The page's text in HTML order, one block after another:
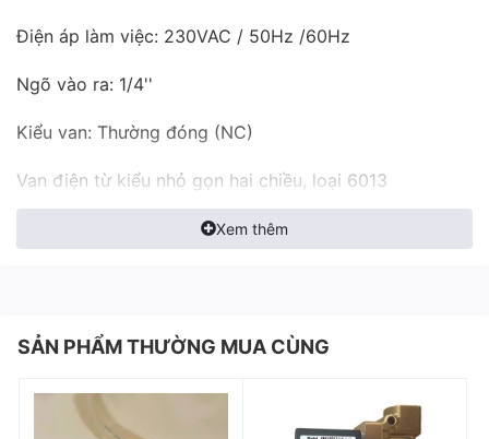
Điện áp làm việc: 230VAC / 50Hz /60Hz
Ngõ vào ra: 1/4''
Kiểu van: Thường đóng (NC)
Van điện từ kiểu nhỏ gọn hai chiều, loại 6013
Mô-đun van điện từ tác động trực tiếp dùng cho mục
đích điều khiển lưu lượng khí qua van nhỏ (không qua
Xem thêm
SẢN PHẨM THƯỜNG MUA CÙNG